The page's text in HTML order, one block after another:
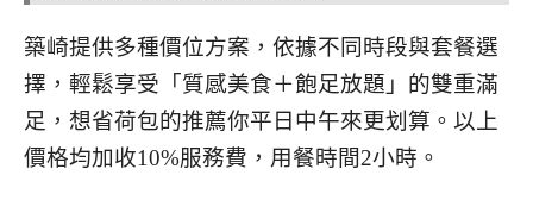
築崎提供多種價位方案，依據不同時段與套餐選
擇，輕鬆享受「質感美食＋飽足放題」的雙重滿
足，想省荷包的推薦你平日中午來更划算。以上
價格均加收10%服務費，用餐時間2小時。